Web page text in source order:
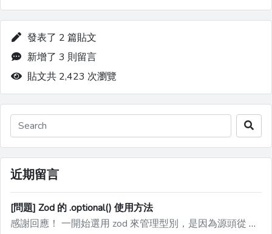
發表了 2 篇貼文
新增了 3 則留言
貼文共 2,423 次瀏覽
近期留言
[問題] Zod 的 .optional() 使用方法
感謝回應！ 一開始選用 zod 來管理型別，是因為源頭從 API 取得 20 個 key 左右的資料，在有些元件只須使用一小部份，還有變換成 optional、改 key 名稱的需求，剛好這些在 zod 都有方便的語法達成，就開始用了，確實沒考慮到 DOM 本身的屬性